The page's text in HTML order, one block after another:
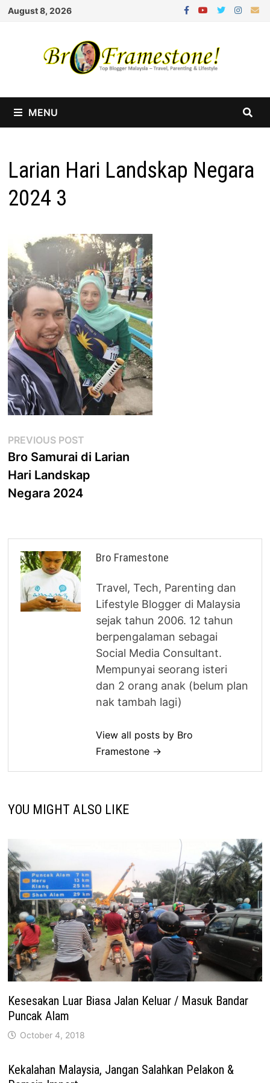
Skip
August 8, 2026
MENU
Larian Hari Landskap Negara
2024 3
Post
navigation
PREVIOUS POST
post:
Bro Samurai di Larian
Hari Landskap
Negara 2024
Bro Framestone
Travel, Tech, Parenting dan
Lifestyle Blogger di Malaysia
sejak tahun 2006. 12 tahun
berpengalaman sebagai
Social Media Consultant.
Mempunyai seorang isteri
dan 2 orang anak (belum plan
nak tambah lagi)
View all posts by Bro
Framestone →
YOU MIGHT ALSO LIKE
Kesesakan Luar Biasa Jalan Keluar / Masuk Bandar
Puncak Alam
October 4, 2018
Kekalahan Malaysia, Jangan Salahkan Pelakon &